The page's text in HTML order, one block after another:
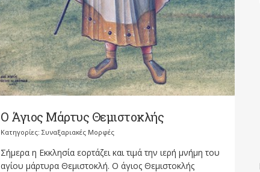
Ο Άγιος Μάρτυς Θεμιστοκλής
Κατηγορίες: Συναξαριακές Μορφές
Σήμερα η Εκκλησία εορτάζει και τιμά την ιερή μνήμη του
αγίου μάρτυρα Θεμιστοκλή. Ο άγιος Θεμιστοκλής